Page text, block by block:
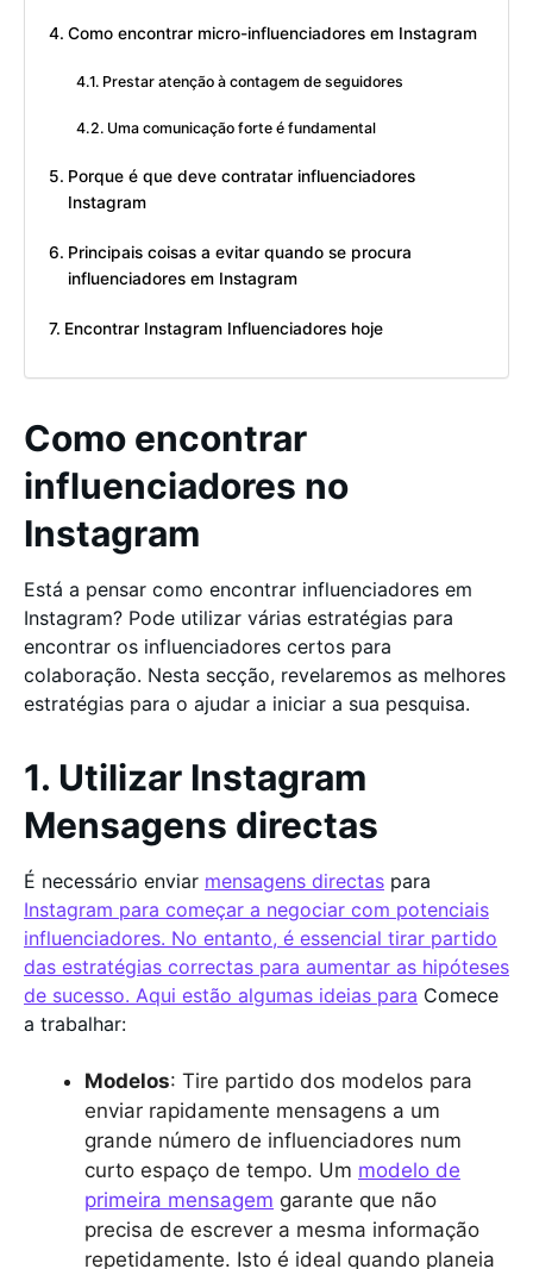
Como encontrar micro-influenciadores em Instagram
Prestar atenção à contagem de seguidores
Uma comunicação forte é fundamental
Porque é que deve contratar influenciadores
Instagram
Principais coisas a evitar quando se procura
influenciadores em Instagram
Encontrar Instagram Influenciadores hoje
Como encontrar
influenciadores no
Instagram
Está a pensar como encontrar influenciadores em
Instagram? Pode utilizar várias estratégias para
encontrar os influenciadores certos para
colaboração. Nesta secção, revelaremos as melhores
estratégias para o ajudar a iniciar a sua pesquisa.
1. Utilizar Instagram
Mensagens directas
É necessário enviar mensagens directas para
Instagram para começar a negociar com potenciais
influenciadores. No entanto, é essencial tirar partido
das estratégias correctas para aumentar as hipóteses
de sucesso. Aqui estão algumas ideias para Comece
a trabalhar:
Modelos: Tire partido dos modelos para
enviar rapidamente mensagens a um
grande número de influenciadores num
curto espaço de tempo. Um modelo de
primeira mensagem garante que não
precisa de escrever a mesma informação
repetidamente. Isto é ideal quando planeia